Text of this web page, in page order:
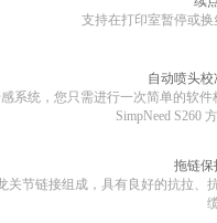
支持在打印室暂停或
自动喷头
系统，您只需进行一次简单的软
SimpNeed S260
拖链保
节链接组成，具有良好的抗拉